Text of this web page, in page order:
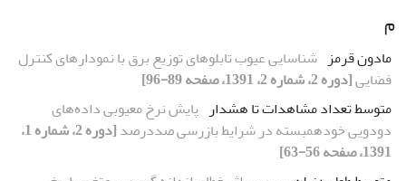
م
مادون قرمز شناسایی عیوب تابلوهای توزیع برق با نمودارهای کنترل
فضایی[دوره 2، شماره 2، 1391، صفحه 89-96]
متوسط تعداد مشاهدات تا هشدار پایش نرخ معیوبی داده‌های
دودویی خودهمبسته در شرایط بازرسی صددرصد
[دوره 2، شماره 1،
1391، صفحه 56-63]